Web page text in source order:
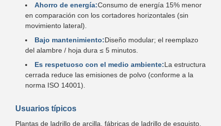
Ahorro de energía:Consumo de energía 15% menor
en comparación con los cortadores horizontales (sin
movimiento lateral).
Bajo mantenimiento:Diseño modular; el reemplazo
del alambre / hoja dura ≤ 5 minutos.
Es respetuoso con el medio ambiente:La estructura
cerrada reduce las emisiones de polvo (conforme a la
norma ISO 14001).
Usuarios típicos
Plantas de ladrillo de arcilla, fábricas de ladrillo de esquisto,